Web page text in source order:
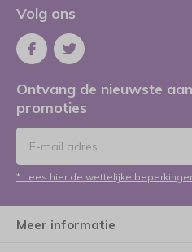
Volg ons
Ontvang de nieuwste
promoties
* Lees hier de wettelijke
Meer informatie